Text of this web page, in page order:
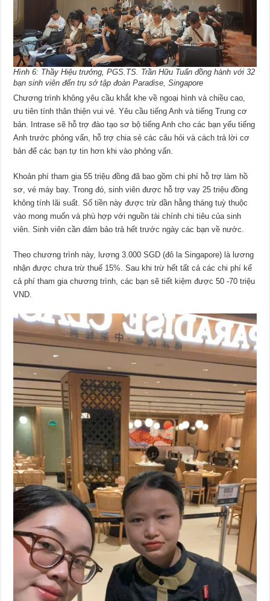
Hình 6: Thầy Hiệu trưởng, PGS.TS. Trần Hữu Tuấn đồng hành với 32
bạn sinh viên đến trụ sở tập đoàn Paradise, Singapore
Chương trình không yêu cầu khắt khe về ngoại hình và chiều cao,
ưu tiên tính thân thiện vui vẻ. Yêu cầu tiếng Anh và tiếng Trung cơ
bản. Intrase sẽ hỗ trợ đào tạo sơ bộ tiếng Anh cho các bạn yếu tiếng
Anh trước phỏng vấn, hỗ trợ chia sẻ các câu hỏi và cách trả lời cơ
bản để các bạn tự tin hơn khi vào phỏng vấn.
Khoản phí tham gia 55 triệu đồng đã bao gồm chi phí hỗ trợ làm hồ
sơ, vé máy bay. Trong đó, sinh viên được hỗ trợ vay 25 triệu đồng
không tính lãi suất. Số tiền này được trừ dần hằng tháng tuỳ thuộc
vào mong muốn và phù hợp với nguồn tài chính chi tiêu của sinh
viên. Sinh viên cần đảm bảo trả hết trước ngày các bạn về nước.
Theo chương trình này, lương 3.000 SGD (đô la Singapore) là lương
nhận được chưa trừ thuế 15%. Sau khi trừ hết tất cả các chi phí kể
cả phí tham gia chương trình, các bạn sẽ tiết kiệm được 50 -70 triệu
VND.